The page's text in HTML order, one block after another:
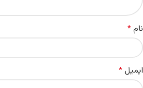
نام *
ایمیل *